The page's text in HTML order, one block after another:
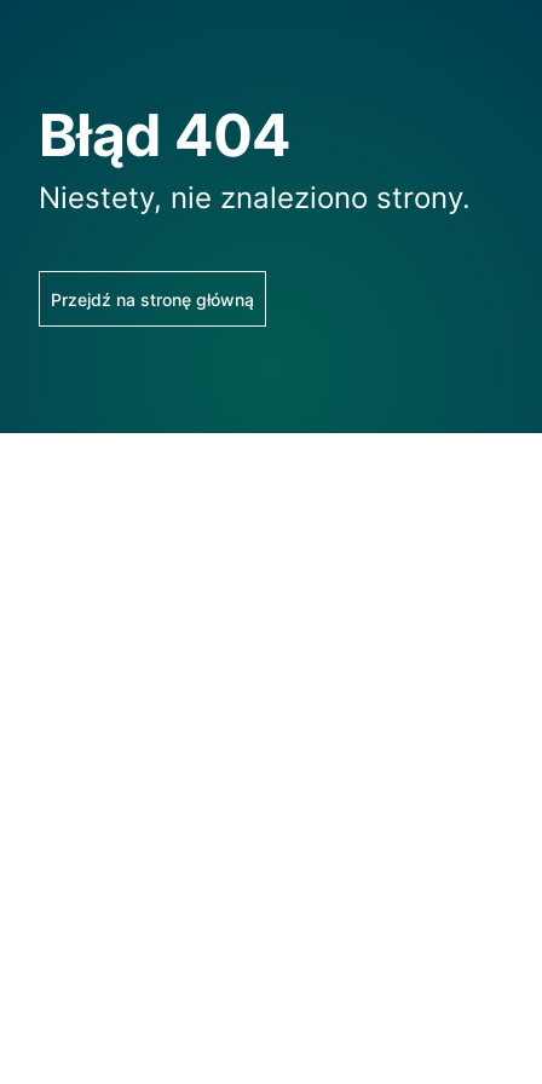
Błąd 404
Niestety, nie znaleziono strony.
Przejdź na stronę główną